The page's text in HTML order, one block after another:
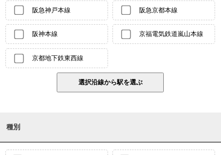
阪急神戸本線 阪急京都本線
阪神本線 京福電気鉄道嵐山本線
京都地下鉄東西線
種別